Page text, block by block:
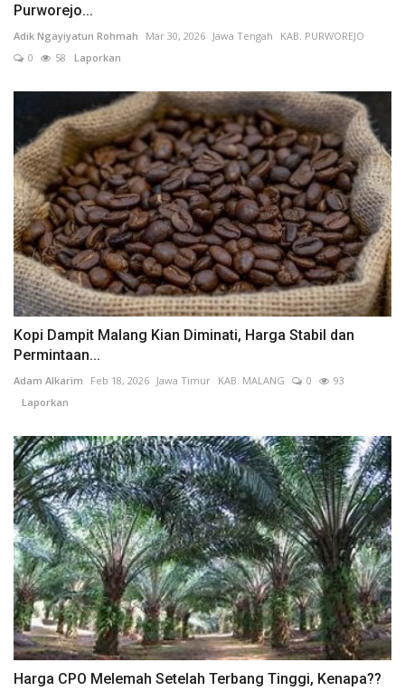
Purworejo...
Adik Ngayiyatun Rohmah Mar 30, 2026 Jawa Tengah
KAB. PURWOREJO
0
58 Laporkan
Kopi Dampit Malang Kian Diminati, Harga Stabil dan
Permintaan...
Adam Alkarim Feb 18, 2026 Jawa Timur KAB. MALANG 0
93
Laporkan
Harga CPO Melemah Setelah Terbang Tinggi, Kenapa??